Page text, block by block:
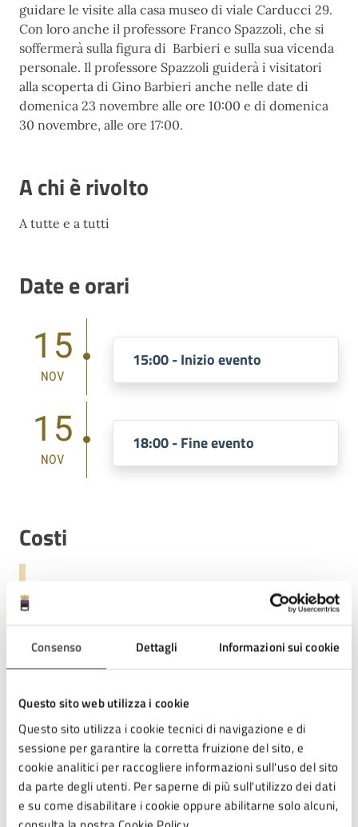
Consenso Dettagli Informazioni sui cookie
Questo sito web utilizza i cookie
Questo sito utilizza i cookie tecnici di navigazione e di
sessione per garantire la corretta fruizione del sito, e
cookie analitici per raccogliere informazioni sull'uso del sito
da parte degli utenti. Per saperne di più sull'utilizzo dei dati
e su come disabilitare i cookie oppure abilitarne solo alcuni,
guidare le visite alla casa museo di viale Carducci 29.
Con loro anche il professore Franco Spazzoli, che si
soffermerà sulla figura di Barbieri e sulla sua vicenda
personale. Il professore Spazzoli guiderà i visitatori
alla scoperta di Gino Barbieri anche nelle date di
domenica 23 novembre alle ore 10:00 e di domenica
30 novembre, alle ore 17:00.
A chi è rivolto
A tutte e a tutti
Date e orari
15
NOV
15:00 - Inizio evento
15
NOV
18:00 - Fine evento
Costi
Allegati
RENATO SERRA & GINO BARBIERI Due storie,
un unico destino 15 novembre 2025 (1) (PNG)